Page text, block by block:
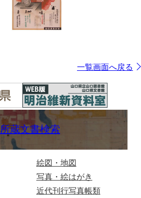
一覧画面へ戻る
所蔵文書検索
絵図・地図
写真・絵はがき
近代刊行写真帳類